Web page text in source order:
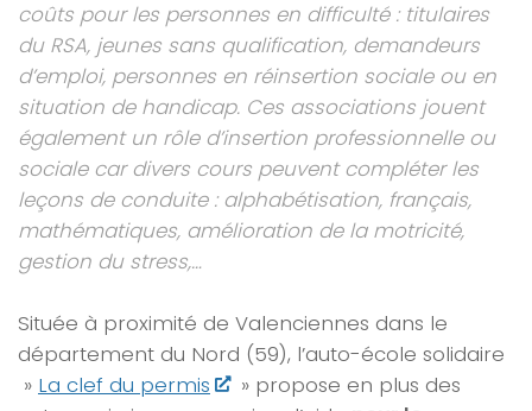
coûts pour les personnes en difficulté : titulaires
du RSA, jeunes sans qualification, demandeurs
d’emploi, personnes en réinsertion sociale ou en
situation de handicap. Ces associations jouent
également un rôle d’insertion professionnelle ou
sociale car divers cours peuvent compléter les
leçons de conduite : alphabétisation, français,
mathématiques, amélioration de la motricité,
gestion du stress,…
Située à proximité de Valenciennes dans le
département du Nord (59), l’auto-école solidaire
» La clef du permis
» propose en plus des